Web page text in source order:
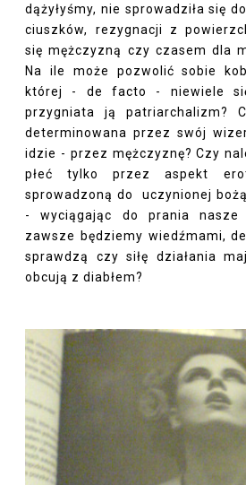
dążyłyśmy, nie sprowadziła się
ciuszków, rezygnacji z
się mężczyzną czy czasem dla
Na ile może pozwolić sobie
której - de facto - niewiele
przygniata ją patriarchalizm?
determinowana przez swój
idzie - przez mężczyznę? Czy
płeć tylko przez aspekt
sprowadzoną do uczynionej
- wyciągając do prania
zawsze będziemy wiedźmami,
sprawdzą czy siłę działania
obcują z diabłem?